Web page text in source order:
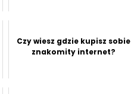
Czy wiesz gdzie kupisz sobie
znakomity internet?